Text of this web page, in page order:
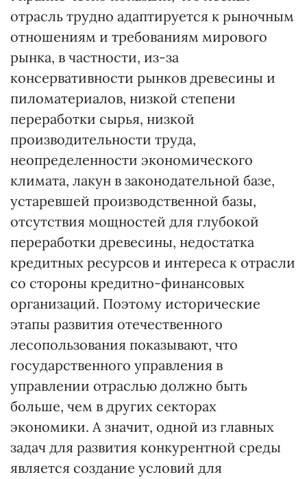
отрасль трудно адаптируется к рыночным
отношениям и требованиям мирового
рынка, в частности, из-за
консервативности рынков древесины и
пиломатериалов, низкой степени
переработки сырья, низкой
производительности труда,
неопределенности экономического
климата, лакун в законодательной базе,
устаревшей производственной базы,
отсутствия мощностей для глубокой
переработки древесины, недостатка
кредитных ресурсов и интереса к отрасли
со стороны кредитно-финансовых
организаций. Поэтому исторические
этапы развития отечественного
лесопользования показывают, что
государственного управления в
управлении отраслью должно быть
больше, чем в других секторах
экономики. А значит, одной из главных
задач для развития конкурентной среды
является создание условий для